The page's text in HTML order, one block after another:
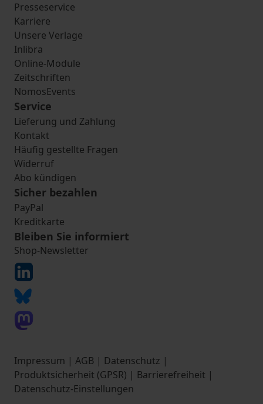
Presseservice
Karriere
Unsere Verlage
Inlibra
Online-Module
Zeitschriften
NomosEvents
Service
Lieferung und Zahlung
Kontakt
Häufig gestellte Fragen
Widerruf
Abo kündigen
Sicher bezahlen
PayPal
Kreditkarte
Bleiben Sie informiert
Shop-Newsletter
Impressum | AGB | Datenschutz |
Produktsicherheit (GPSR) | Barrierefreiheit |
Datenschutz-Einstellungen